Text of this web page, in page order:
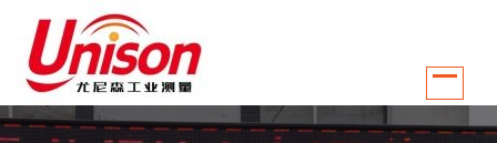
江苏南京尤尼森工业测量控制系统有限公司是国内较早从事温控行业自动